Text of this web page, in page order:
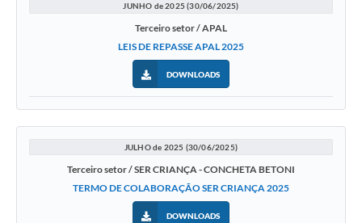
JUNHO de 2025 (30/06/2025)
Terceiro setor / APAL
LEIS DE REPASSE APAL 2025
DOWNLOADS
JULHO de 2025 (30/06/2025)
Terceiro setor / SER CRIANÇA - CONCHETA BETONI
TERMO DE COLABORAÇÃO SER CRIANÇA 2025
DOWNLOADS